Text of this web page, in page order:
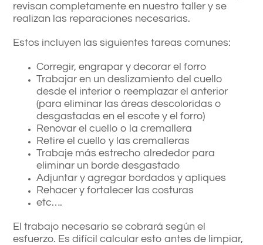
revisan completamente en nuestro taller y se
realizan las reparaciones necesarias.
Estos incluyen las siguientes tareas comunes:
Corregir, engrapar y decorar el forro
Trabajar en un deslizamiento del cuello
desde el interior o reemplazar el anterior
(para eliminar las áreas descoloridas o
desgastadas en el escote y el forro)
Renovar el cuello o la cremallera
Retire el cuello y las cremalleras
Trabaje más estrecho alrededor para
eliminar un borde desgastado
Adjuntar y agregar bordados y apliques
Rehacer y fortalecer las costuras
etc….
El trabajo necesario se cobrará según el
esfuerzo. Es difícil calcular esto antes de limpiar,